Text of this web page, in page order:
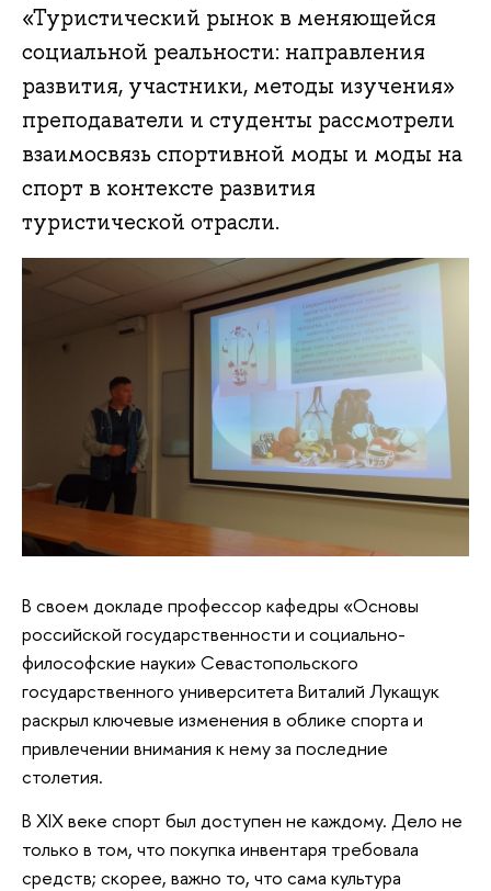
«Туристический рынок в меняющейся
социальной реальности: направления
развития, участники, методы изучения»
преподаватели и студенты рассмотрели
взаимосвязь спортивной моды и моды на
спорт в контексте развития
туристической отрасли.
В своем докладе профессор кафедры «Основы
российской государственности и социально-
философские науки» Севастопольского
государственного университета Виталий Лукащук
раскрыл ключевые изменения в облике спорта и
привлечении внимания к нему за последние
столетия.
В XIX веке спорт был доступен не каждому. Дело не
только в том, что покупка инвентаря требовала
средств; скорее, важно то, что сама культура